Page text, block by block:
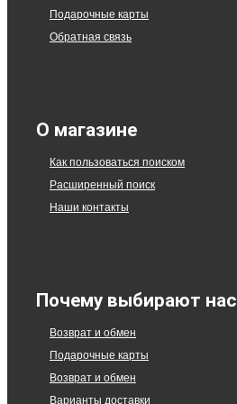
Подарочные карты
Обратная связь
О магазине
Как пользоваться поиском
Расширенный поиск
Наши контакты
Почему выбирают нас
Возврат и обмен
Подарочные карты
Возврат и обмен
Варианты доставки